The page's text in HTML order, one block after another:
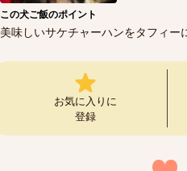
この犬ご飯のポイント
美味しいサケチャーハンをタフィー
お気に入りに
登録